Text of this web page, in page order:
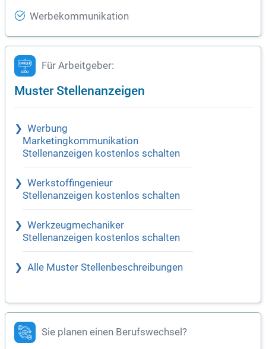
Werbekommunikation
Für Arbeitgeber:
Muster Stellenanzeigen
Werbung
Marketingkommunikation
Stellenanzeigen kostenlos schalten
Werkstoffingenieur
Stellenanzeigen kostenlos schalten
Werkzeugmechaniker
Stellenanzeigen kostenlos schalten
Alle Muster Stellenbeschreibungen
Sie planen einen Berufswechsel?